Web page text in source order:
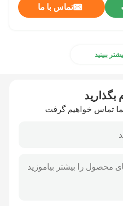
تماس با ما
ببینید
بگذارید
تماس خواهیم گرفت